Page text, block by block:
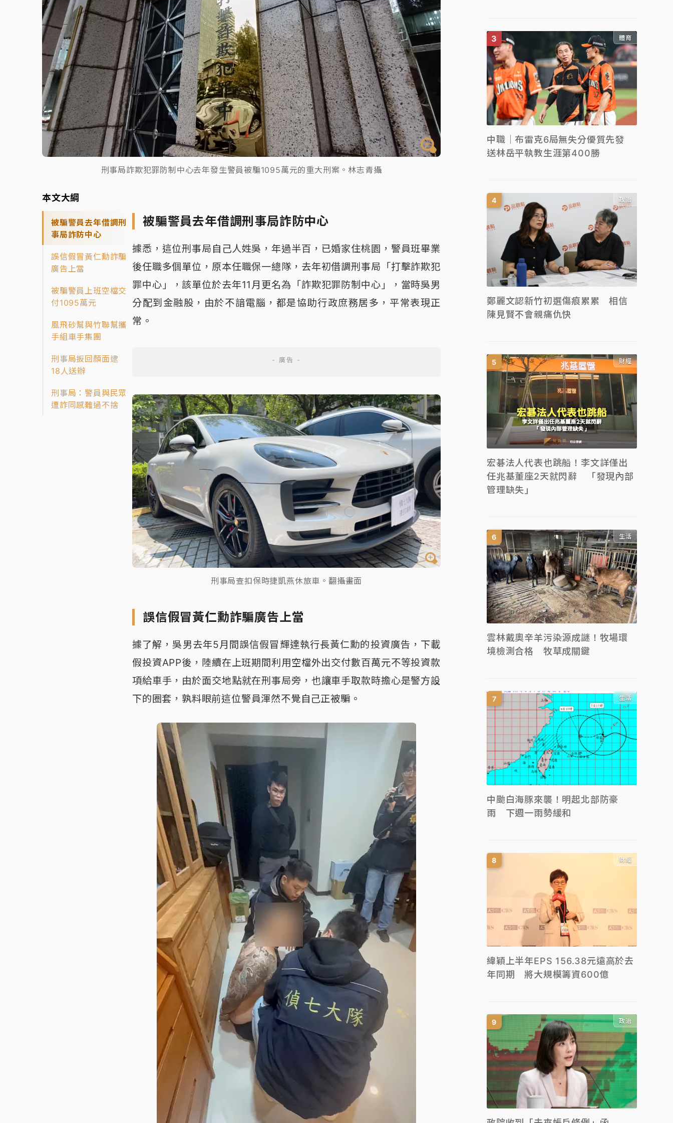
刑事局詐欺犯罪防制中心去年發生警員被騙1095萬元的重大刑案。林志青攝
本文大綱
被騙警員去年借調刑
事局詐防中心
誤信假冒黃仁勳詐騙
廣告上當
被騙警員上班空檔交
付1095萬元
風飛砂幫與竹聯幫攜
手組車手集團
刑事局扳回顏面逮
18人送辦
刑事局：警員與民眾
遭詐同感難過不捨
被騙警員去年借調刑事局詐防中心
據悉，這位刑事局自己人姓吳，年過半百，已婚家住桃園，警員班畢業
後任職多個單位，原本任職保一總隊，去年初借調刑事局「打擊詐欺犯
罪中心」，該單位於去年11月更名為「詐欺犯罪防制中心」，當時吳男
分配到金融股，由於不諳電腦，都是協助行政庶務居多，平常表現正
常。
刑事局查扣保時捷凱燕休旅車。翻攝畫面
誤信假冒黃仁勳詐騙廣告上當
據了解，吳男去年5月間誤信假冒輝達執行長黃仁勳的投資廣告，下載
假投資APP後，陸續在上班期間利用空檔外出交付數百萬元不等投資款
項給車手，由於面交地點就在刑事局旁，也讓車手取款時擔心是警方設
下的圈套，孰料眼前這位警員渾然不覺自己正被騙。
體育
中職｜布雷克6局無失分優質先發
送林岳平執教生涯第400勝
政治
鄭麗文認新竹初選傷痕累累 相信
陳見賢不會親痛仇快
財經
宏碁法人代表也跳船！李文詳僅出
任兆基董座2天就閃辭 「發現內部
管理缺失」
生活
雲林戴奧辛羊污染源成謎！牧場環
境檢測合格 牧草成關鍵
生活
中颱白海豚來襲！明起北部防豪
雨 下週一雨勢緩和
財經
緯穎上半年EPS 156.38元遠高於去
年同期 將大規模籌資600億
政治